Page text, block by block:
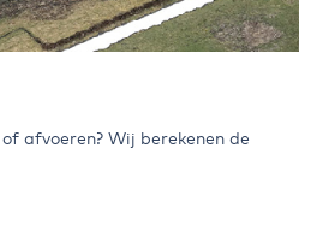
afvoeren? Wij berekenen de